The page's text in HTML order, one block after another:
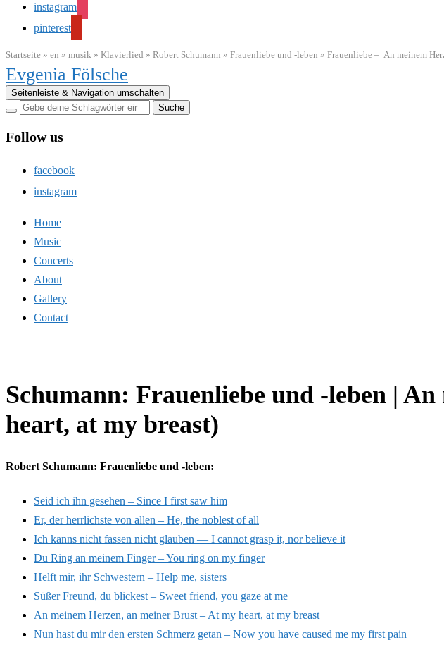
instagram
pinterest
Startseite » en » musik » Klavierlied » Robert Schumann » Frauenliebe und -leben » Frauenliebe – An meinem
Evgenia Fölsche
Seitenleiste & Navigation umschalten
Follow us
facebook
instagram
Home
Music
Concerts
About
Gallery
Contact
Schumann: Frauenliebe und -leben |
heart, at my breast)
Robert Schumann: Frauenliebe und -leben:
Seid ich ihn gesehen – Since I first saw him
Er, der herrlichste von allen – He, the noblest of all
Ich kanns nicht fassen nicht glauben — I cannot grasp it, nor believe it
Du Ring an meinem Finger – You ring on my finger
Helft mir, ihr Schwestern – Help me, sisters
Süßer Freund, du blickest – Sweet friend, you gaze at me
An meinem Herzen, an meiner Brust – At my heart, at my breast
Nun hast du mir den ersten Schmerz getan – Now you have caused me my first pain